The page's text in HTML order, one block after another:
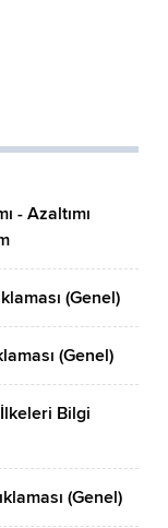
- Azaltımı
(Genel)
(Genel)
İlkeleri Bilgi
(Genel)